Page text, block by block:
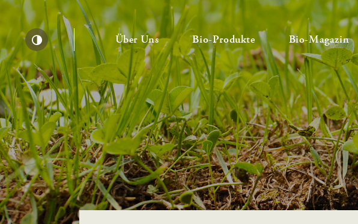
Kontrast erhöhen
Über Uns— Untermenü ausklappen
Bio-Produkte— UntermenüBio-Magazin—